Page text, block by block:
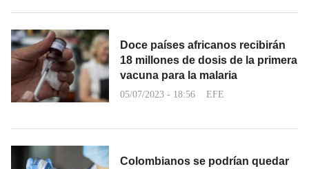
Doce países africanos recibirán
18 millones de dosis de la primera
vacuna para la malaria
05/07/2023 - 18:56 EFE
Colombianos se podrían quedar